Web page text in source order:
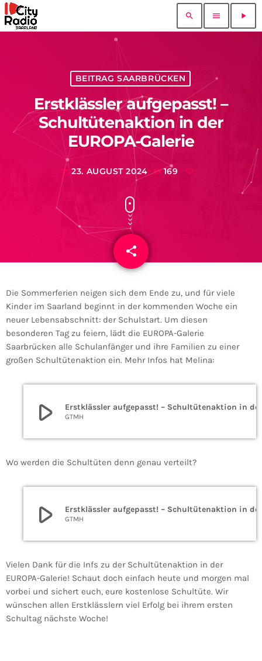
search menu play_arrow
BEITRAG SAARBRÜCKEN
Erstklässler aufgepasst! –
Schultütenaktion in der
EUROPA-Galerie
today 23. AUGUST 2024 169
share
email
Die Sommerferien neigen sich dem Ende zu, und für viele
Kinder im Saarland beginnt in der kommenden Woche ein
neuer Lebensabschnitt: der Schulstart. Um diesen
besonderen Tag zu feiern, lädt die EUROPA-Galerie
Saarbrücken alle Schulanfänger und ihre Familien zu einer
großen Schultütenaktion ein. Mehr Infos hat Melina:
play_arrow GTMH
Wo werden die Schultüten denn genau verteilt?
play_arrow GTMH
Vielen Dank für die Infs zu der Schultütenaktion in der
EUROPA-Galerie! Schaut doch einfach heute und morgen mal
vorbei und sichert euch, eure kostenlose Schultüte. Wir
wünschen allen Erstklässlern viel Erfolg bei ihrem ersten
Schultag nächste Woche!